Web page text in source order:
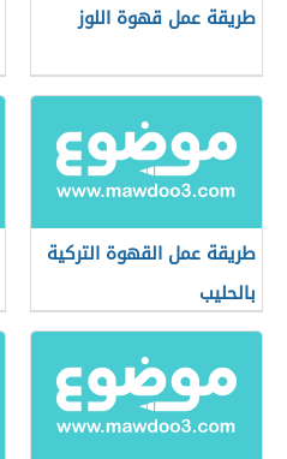
طريقة عمل قهوة اللوز
طريقة عمل القهوة التركية
بالحليب